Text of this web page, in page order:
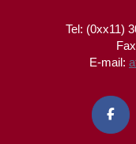
Tel: (0xx11)
E-mail:
